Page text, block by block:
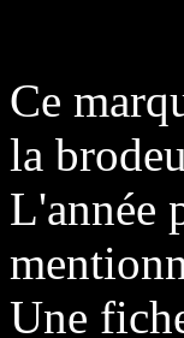
Ce
la
L'année
Une